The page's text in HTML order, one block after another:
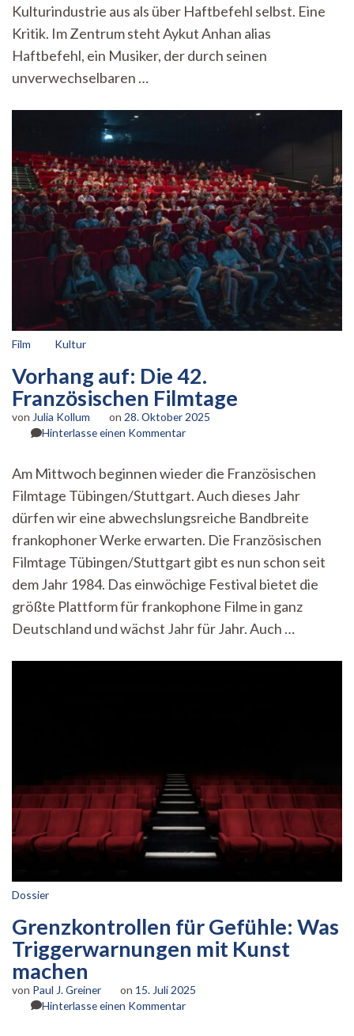
Kulturindustrie aus als über Haftbefehl selbst. Eine
Kritik. Im Zentrum steht Aykut Anhan alias
Haftbefehl, ein Musiker, der durch seinen
unverwechselbaren …
Film Kultur
Vorhang auf: Die 42.
Französischen Filmtage
von Julia Kollum on 28. Oktober 2025
Hinterlasse einen Kommentarzu
Die
42.
Französischen
Filmtage
Am Mittwoch beginnen wieder die Französischen
Filmtage Tübingen/Stuttgart. Auch dieses Jahr
dürfen wir eine abwechslungsreiche Bandbreite
frankophoner Werke erwarten. Die Französischen
Filmtage Tübingen/Stuttgart gibt es nun schon seit
dem Jahr 1984. Das einwöchige Festival bietet die
größte Plattform für frankophone Filme in ganz
Deutschland und wächst Jahr für Jahr. Auch …
Dossier
Grenzkontrollen für Gefühle: Was
Triggerwarnungen mit Kunst
machen
von Paul J. Greiner on 15. Juli 2025
Hinterlasse einen Kommentarzu